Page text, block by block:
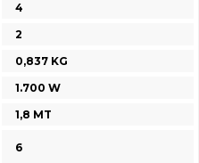
4
2
0,837 KG
1.700 W
1,8 MT
6